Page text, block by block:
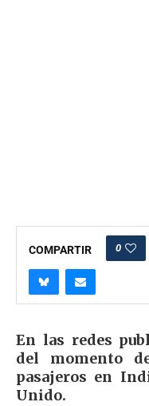
COMPARTIR 0
En las redes
del momento
pasajeros en
Unido.